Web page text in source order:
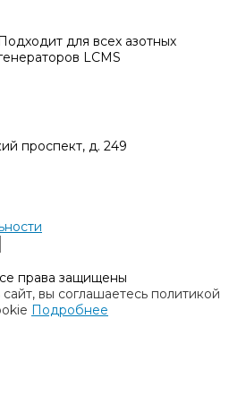
для всех азотных
LCMS
проспект, д. 249
права защищены
вы соглашаетесь политикой
Подробнее